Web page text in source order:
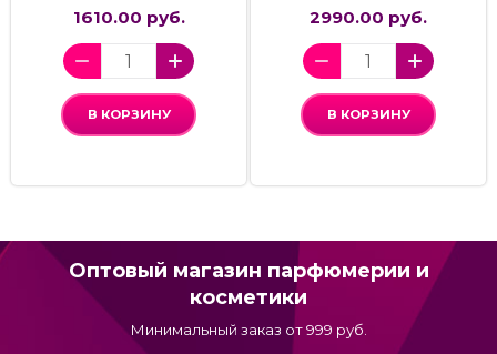
1610.00 руб.
В КОРЗИНУ
2990.00 руб.
В КОРЗИНУ
Оптовый магазин парфюмерии и
косметики
Минимальный заказ от 999 руб.